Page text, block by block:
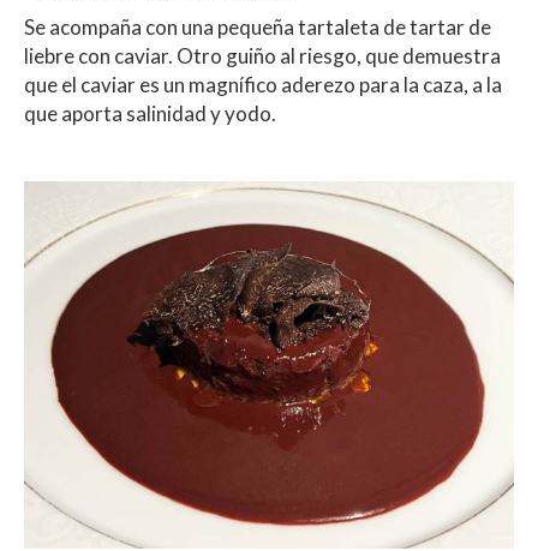
Se acompaña con una pequeña tartaleta de tartar de
liebre con caviar. Otro guiño al riesgo, que demuestra
que el caviar es un magnífico aderezo para la caza, a la
que aporta salinidad y yodo.